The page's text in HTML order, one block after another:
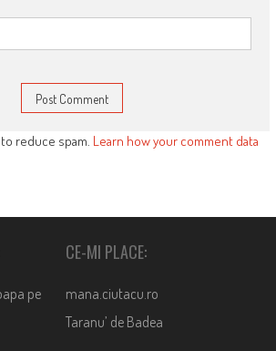
reduce spam. Learn how your comment data
pe
CE-MI PLACE:
mana.ciutacu.ro
Taranu’ de Badea